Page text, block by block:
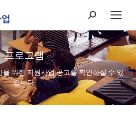
Search:
프로그램
위한 지원사업 공고를 확인하실 수 있
습니다.